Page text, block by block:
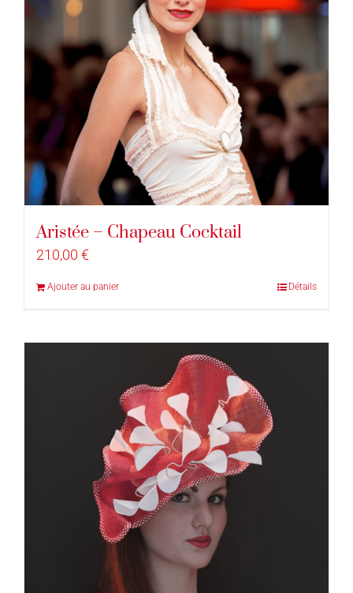
Aristée – Chapeau Cocktail
210,00 €
Ajouter au panier Détails